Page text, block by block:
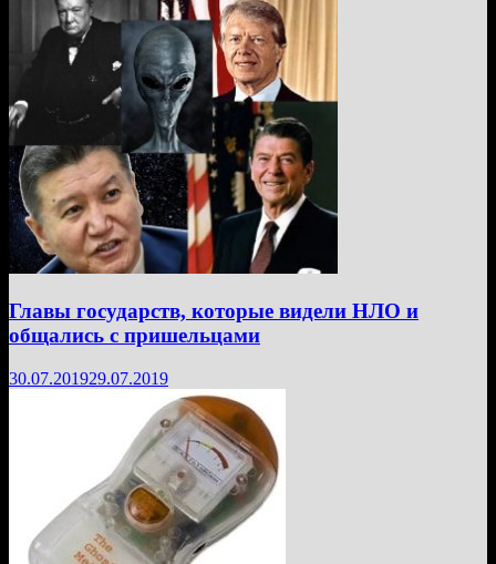
Главы государств, которые видели НЛО и
общались с пришельцами
30.07.201929.07.2019